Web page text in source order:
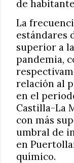
de
La
estándares
superior a
pandemia,
relación al
en el
Castilla-La
con más
umbral de
en
químico.